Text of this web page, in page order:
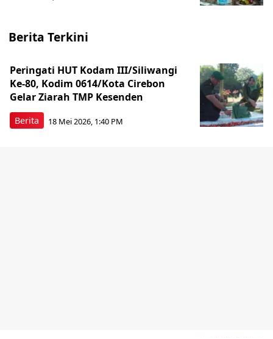
Berita Terkini
Berita
Peringati HUT Kodam III/Siliwangi
Ke-80, Kodim 0614/Kota Cirebon
Gelar Ziarah TMP Kesenden
18 Mei 2026, 1:40 PM